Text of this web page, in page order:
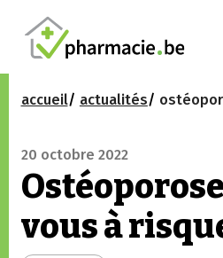
accueil actualités
20 octobre 2022
vous à